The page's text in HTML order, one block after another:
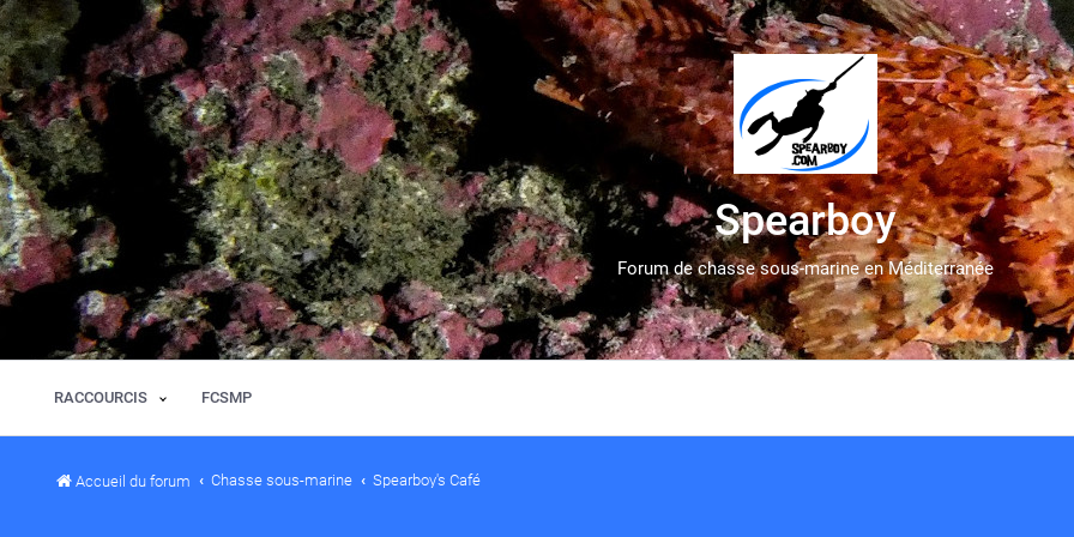
Spearboy
Forum de chasse sous-marine en Méditerranée
RACCOURCIS FCSMP
Accueil du forum Chasse sous-marine Spearboy's Café